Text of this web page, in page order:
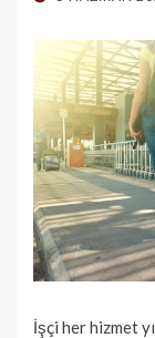
İşçi her hizmet